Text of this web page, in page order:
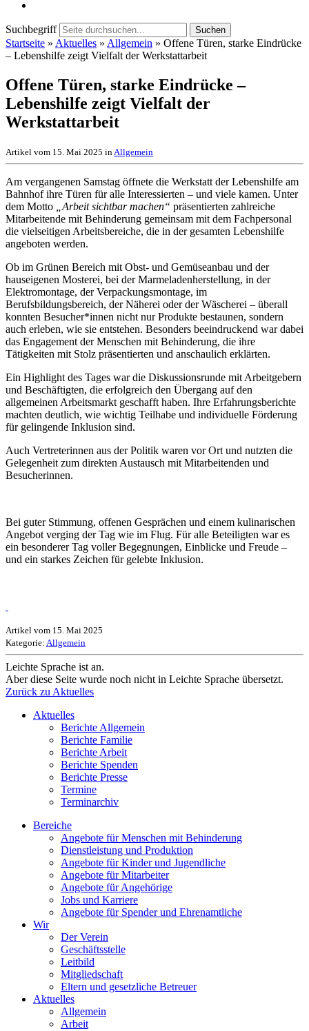
Suchbegriff Suchen
Startseite » Aktuelles » Allgemein » Offene Türen, starke Eindrücke
– Lebenshilfe zeigt Vielfalt der Werkstattarbeit
Offene Türen, starke Eindrücke –
Lebenshilfe zeigt Vielfalt der
Werkstattarbeit
Artikel vom 15. Mai 2025 in Allgemein
Am vergangenen Samstag öffnete die Werkstatt der Lebenshilfe am
Bahnhof ihre Türen für alle Interessierten – und viele kamen. Unter
dem Motto
„Arbeit sichtbar machen“ präsentierten zahlreiche
Mitarbeitende mit Behinderung gemeinsam mit dem Fachpersonal
die vielseitigen Arbeitsbereiche, die in der gesamten Lebenshilfe
angeboten werden.
Ob im Grünen Bereich mit Obst- und Gemüseanbau und der
hauseigenen Mosterei, bei der Marmeladenherstellung, in der
Elektromontage, der Verpackungsmontage, im
Berufsbildungsbereich, der Näherei oder der Wäscherei – überall
konnten Besucher*innen nicht nur Produkte bestaunen, sondern
auch erleben, wie sie entstehen. Besonders beeindruckend war dabei
das Engagement der Menschen mit Behinderung, die ihre
Tätigkeiten mit Stolz präsentierten und anschaulich erklärten.
Ein Highlight des Tages war die Diskussionsrunde mit Arbeitgebern
und Beschäftigten, die erfolgreich den Übergang auf den
allgemeinen Arbeitsmarkt geschafft haben. Ihre Erfahrungsberichte
machten deutlich, wie wichtig Teilhabe und individuelle Förderung
für gelingende Inklusion sind.
Auch Vertreterinnen aus der Politik waren vor Ort und nutzten die
Gelegenheit zum direkten Austausch mit Mitarbeitenden und
Besucherinnen.
Bei guter Stimmung, offenen Gesprächen und einem kulinarischen
Angebot verging der Tag wie im Flug. Für alle Beteiligten war es
ein besonderer Tag voller Begegnungen, Einblicke und Freude –
und ein starkes Zeichen für gelebte Inklusion.
Artikel vom 15. Mai 2025
Kategorie: Allgemein
Leichte Sprache ist an.
Aber diese Seite wurde noch nicht in Leichte Sprache übersetzt.
Zurück zu Aktuelles
Aktuelles
Berichte Allgemein
Berichte Familie
Berichte Arbeit
Berichte Spenden
Berichte Presse
Termine
Terminarchiv
Bereiche
Angebote für Menschen mit Behinderung
Dienstleistung und Produktion
Angebote für Kinder und Jugendliche
Angebote für Mitarbeiter
Angebote für Angehörige
Jobs und Karriere
Angebote für Spender und Ehrenamtliche
Wir
Der Verein
Geschäftsstelle
Leitbild
Mitgliedschaft
Eltern und gesetzliche Betreuer
Aktuelles
Allgemein
Arbeit